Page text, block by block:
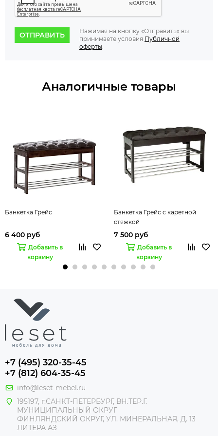
ОТПРАВИТЬ
Нажимая на кнопку «Отправить» вы
принимаете условия Публичной
оферты
Аналогичные товары
Банкетка Грейс
6 400 руб
Добавить в
корзину
Банкетка Грейс с каретной
стяжкой
7 500 руб
Добавить в
корзину
+7 (495) 320-35-45
+7 (812) 604-35-45
info@leset-mebel.ru
195197, г.САНКТ-ПЕТЕРБУРГ, ВН.ТЕР.Г.
МУНИЦИПАЛЬНЫЙ ОКРУГ
ФИНЛЯНДСКИЙ ОКРУГ, УЛ. МИНЕРАЛЬНАЯ, Д. 13
ЛИТЕРА АЗ